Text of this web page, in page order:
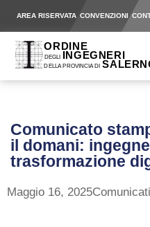
AREA RISERVATA CONVENZIONI
Comunicato
il domani:
trasformazione
Maggio 16, 2025Comunicati